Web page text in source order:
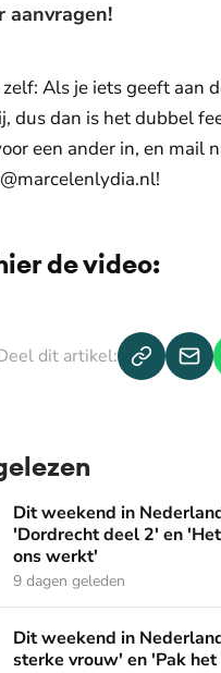
aanvragen!
Als je iets geeft aan
dus dan is het dubbel
een ander in, en mail
de video:
van deze video
dit artikel:
in Nederland Zingt:
Dit weekend in
'Dordrecht deel 2' en
ons werkt'
9 dagen geleden
in Nederland Zingt: 'De
Dit weekend in
sterke vrouw' en 'Pak